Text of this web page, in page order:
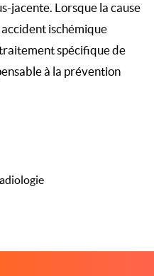
jacente. Lorsque la cause
ischémique
spécifique de
à la prévention